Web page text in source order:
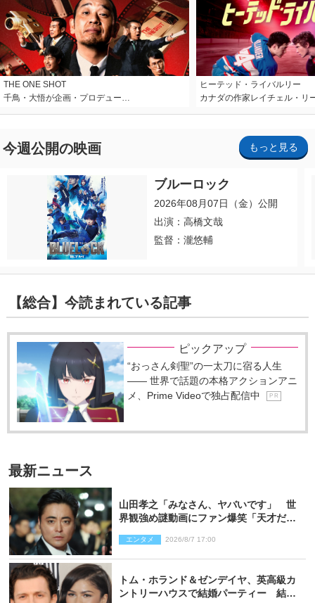
THE ONE SHOT
千鳥・大悟が企画・プロデュー…
ヒーテッド・ライバルリー
カナダの作家レイチェル・リ
今週公開の映画 もっと見る
ブルーロック
2026年08月07日（金）公開
出演：高橋文哉
監督：瀧悠輔
【総合】今読まれている記事
ピックアップ
“おっさん剣聖”の一太刀に宿る人生
―― 世界で話題の本格アクションアニ
メ、Prime Videoで独占配信中
P R
最新ニュース
山田孝之「みなさん、ヤバいです」 世
界観強め謎動画にファン爆笑「天才だ
エンタメ 2026/8/7 17:00
トム・ホランド＆ゼンデイヤ、英高級カ
ントリーハウスで結婚パーティー 結婚